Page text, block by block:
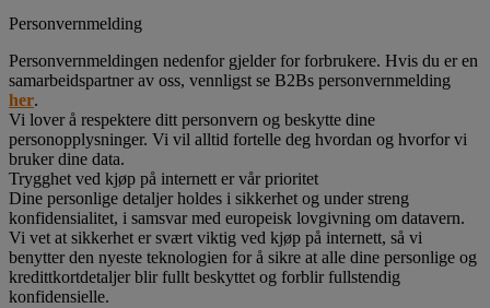
Personvernmelding
Personvernmeldingen nedenfor gjelder for forbrukere. Hvis du er en
samarbeidspartner av oss, vennligst se B2Bs personvernmelding
her.
Vi lover å respektere ditt personvern og beskytte dine
personopplysninger. Vi vil alltid fortelle deg hvordan og hvorfor vi
bruker dine data.
Trygghet ved kjøp på internett er vår prioritet
Dine personlige detaljer holdes i sikkerhet og under streng
konfidensialitet, i samsvar med europeisk lovgivning om datavern.
Vi vet at sikkerhet er svært viktig ved kjøp på internett, så vi
benytter den nyeste teknologien for å sikre at alle dine personlige og
kredittkortdetaljer blir fullt beskyttet og forblir fullstendig
konfidensielle.